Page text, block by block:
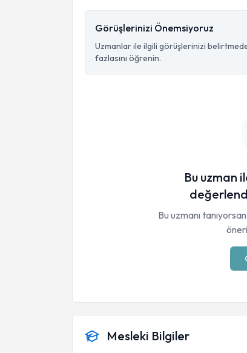
Görüşlerinizi Önemsiyoruz
Uzmanlar ile ilgili görüşlerinizi
fazlasını öğrenin.
Bu uzman
Bu uzmanı
Mesleki Bilgiler